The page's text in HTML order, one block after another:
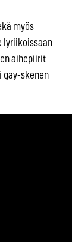
myös
lyriikoissaan
aihepiirit
gay-skenen